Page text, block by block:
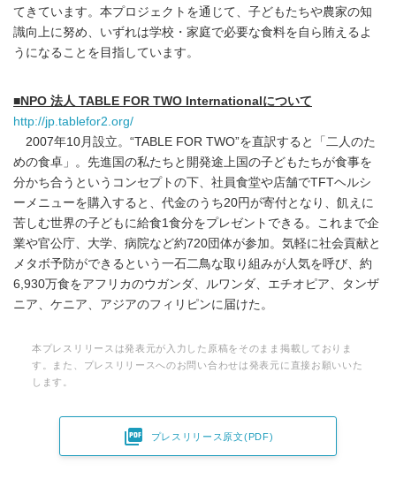
てきています。本プロジェクトを通じて、子どもたちや農家の知
識向上に努め、いずれは学校・家庭で必要な食料を自ら賄えるよ
うになることを目指しています。
■NPO 法人 TABLE FOR TWO Internationalについて
http://jp.tablefor2.org/
2007年10月設立。“TABLE FOR TWO”を直訳すると「二人のた
めの食卓」。先進国の私たちと開発途上国の子どもたちが食事を
分かち合うというコンセプトの下、社員食堂や店舗でTFTヘルシ
ーメニューを購入すると、代金のうち20円が寄付となり、飢えに
苦しむ世界の子どもに給食1食分をプレゼントできる。これまで企
業や官公庁、大学、病院など約720団体が参加。気軽に社会貢献と
メタボ予防ができるという一石二鳥な取り組みが人気を呼び、約
6,930万食をアフリカのウガンダ、ルワンダ、エチオピア、タンザ
ニア、ケニア、アジアのフィリピンに届けた。
本プレスリリースは発表元が入力した原稿をそのまま掲載しておりま
す。また、プレスリリースへのお問い合わせは発表元に直接お願いいた
します。
 プレスリリース原文(PDF)